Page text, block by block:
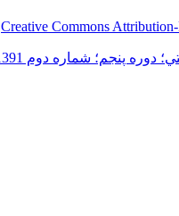
Creative Commons